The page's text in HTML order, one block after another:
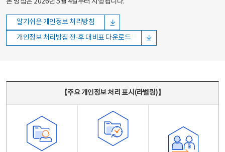
알기쉬운 개인정보 처리방침
개인정보 처리방침 전·후 대비표 다운로드
【주요 개인정보 처리 표시(라벨링)】